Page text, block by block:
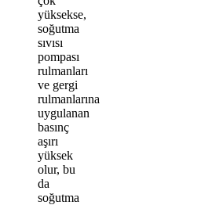
yüksekse,
soğutma
sıvısı
pompası
rulmanları
ve gergi
rulmanlarına
uygulanan
basınç
aşırı
yüksek
olur, bu
da
soğutma